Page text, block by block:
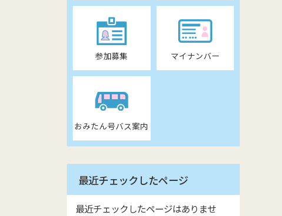
参加募集 マイナンバー
おみたん号バス案内
最近チェックしたページ
最近チェックしたページはありませ